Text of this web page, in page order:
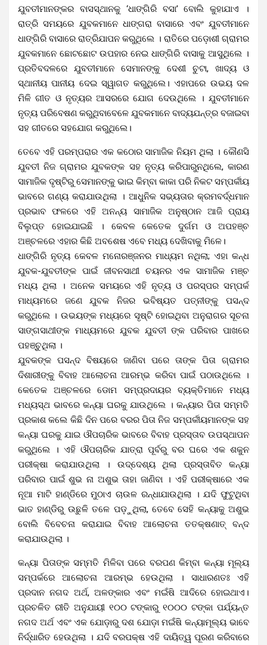
ଯୁବତୀମାନଙ୍କର ବାସସ୍ଥାନକୁ ‘ଧାଙ୍ଗିରି ବସା’ ବୋଲି କୁହାଯାଏ ।
ରାତ୍ରି ସମୟରେ ଯୁବକମାନେ ଧାଙ୍ଗରା ବାସାରେ ଏବଂ ଯୁବତୀମାନେ
ଧାଙ୍ଗିରି ବାସାରେ ରାତ୍ରିଯାପନ କରୁଥିଲେ । ରାତିରେ ପଡ଼ୋଶୀ ଗ୍ରାମର
ଯୁବକମାନେ ଛୋଟଛୋଟ ଉପହାର ନେଇ ଧାଙ୍ଗିରି ବାସାକୁ ଆସୁଥିଲେ ।
ପ୍ରତିବଦଳରେ ଯୁବତୀମାନେ ସେମାନଙ୍କୁ ଦେଶୀ ଚୁଟା, ଖାଦ୍ୟ ଓ
ସ୍ଥାନୀୟ ପାନୀୟ ଦେଇ ସ୍ୱାଗତ କରୁଥିଲେ। ଏହାପରେ ଉଭୟ ଦଳ
ମିଳି ଗୀତ ଓ ନୃତ୍ୟର ଆସରରେ ଯୋଗ ଦେଉଥିଲେ । ଯୁବତୀମାନେ
ନୃତ୍ୟ ପରିବେଷଣ କରୁଥିବାବେଳେ ଯୁବକମାନେ ବାଦ୍ୟଯନ୍ତ୍ର ବଜାଇବା
ସହ ଗୀତରେ ସହଯୋଗ କରୁଥିଲେ।
ତେବେ ଏହି ପରମ୍ପରାର ଏକ କଠୋର ସାମାଜିକ ନିୟମ ଥିଲା । କୌଣସି
ଯୁବତୀ ନିଜ ଗ୍ରାମର ଯୁବକଙ୍କ ସହ ନୃତ୍ୟ କରିପାରୁନଥିଲେ, କାରଣ
ସାମାଜିକ ଦୃଷ୍ଟିରୁ ସେମାନଙ୍କୁ ଭାଇ କିମ୍ବା କାକା ପରି ନିକଟ ସମ୍ପର୍କୀୟ
ଭାବରେ ଗଣ୍ୟ କରାଯାଉଥିଲା । ଆଧୁନିକ ସଭ୍ୟତାର କ୍ରମବର୍ଦ୍ଧମାନ
ପ୍ରଭାବ ଫଳରେ ଏହି ଅନନ୍ୟ ସାମାଜିକ ଅନୁଷ୍ଠାନ ଆଜି ପ୍ରାୟ
ବିଲୁପ୍ତ ହୋଇଯାଇଛି । କେବଳ କେତେକ ଦୁର୍ଗମ ଓ ଅପହଞ୍ଚ
ଅଞ୍ଚଳରେ ଏହାର କିଛି ଅବଶେଷ ଏବେ ମଧ୍ୟ ଦେଖିବାକୁ ମିଳେ।
ଧାଙ୍ଗିରି ନୃତ୍ୟ କେବଳ ମନୋରଞ୍ଜନର ମାଧ୍ୟମ ନଥିଲା; ଏହା କନ୍ଧ
ଯୁବକ-ଯୁବତୀଙ୍କ ପାଇଁ ଜୀବନସାଥୀ ଚୟନର ଏକ ସାମାଜିକ ମଞ୍ଚ
ମଧ୍ୟ ଥିଲା । ଅନେକ ସମୟରେ ଏହି ନୃତ୍ୟ ଓ ପରସ୍ପର ସମ୍ପର୍କ
ମାଧ୍ୟମରେ ଜଣେ ଯୁବକ ନିଜର ଭବିଷ୍ୟତ ପତ୍ନୀଙ୍କୁ ପସନ୍ଦ
କରୁଥିଲେ । ଉଭୟଙ୍କ ମଧ୍ୟରେ ସୃଷ୍ଟି ହୋଇଥିବା ଅନୁରାଗର ସୂଚନା
ସାଙ୍ଗସାଥୀଙ୍କ ମାଧ୍ୟମରେ ଯୁବକ ଯୁବତୀ ଙ୍କ ପରିବାର ପାଖରେ
ପହଞ୍ଚୁଥିଲା ।
ଯୁବକଙ୍କ ପସନ୍ଦ ବିଷୟରେ ଜାଣିବା ପରେ ତାଙ୍କ ପିତା ଗ୍ରାମର
ଦିଶାରୀଙ୍କୁ ବିବାହ ଆଲୋଚନା ଆରମ୍ଭ କରିବା ପାଇଁ ପଠାଉଥିଲେ ।
କେତେକ ଅଞ୍ଚଳରେ ଡୋମ ସମ୍ପ୍ରଦାୟର ବ୍ୟକ୍ତିମାନେ ମଧ୍ୟ
ମଧ୍ୟସ୍ଥ ଭାବରେ କନ୍ୟା ଘରକୁ ଯାଉଥିଲେ । କନ୍ୟାର ପିତା ସମ୍ମତି
ପ୍ରକାଶ କଲେ କିଛି ଦିନ ପରେ ବରର ପିତା ନିଜ ସମ୍ପର୍କୀୟମାନଙ୍କ ସହ
କନ୍ୟା ଘରକୁ ଯାଇ ଔପଚାରିକ ଭାବରେ ବିବାହ ପ୍ରସ୍ତାବ ଉପସ୍ଥାପନ
କରୁଥିଲେ । ଏହି ଔପଚାରିକ ଯାତ୍ରା ପୂର୍ବରୁ ବର ଘରେ ଏକ ଶକୁନ
ପରୀକ୍ଷା କରାଯାଉଥିଲା । ଉଦ୍ଦେଶ୍ୟ ଥିଲା ପ୍ରସ୍ତାବିତ କନ୍ୟା
ପରିବାର ପାଇଁ ଶୁଭ ନା ଅଶୁଭ ତାହା ଜାଣିବା । ଏହି ପରୀକ୍ଷାରେ ଏକ
ନୂଆ ମାଟି ହାଣ୍ଡିରେ ମୁଠାଏ ଚାଉଳ ରନ୍ଧାଯାଉଥିଲା । ଯଦି ଫୁଟୁଥିବା
ଭାତ ହାଣ୍ଡିରୁ ଉଛୁଳି ତଳେ ପଡ଼ୁଥିଲା, ତେବେ ସେହି କନ୍ୟାକୁ ଅଶୁଭ
ବୋଲି ବିବେଚନା କରାଯାଇ ବିବାହ ଆଲୋଚନା ତତକ୍ଷଣାତ୍ ବନ୍ଦ
କରାଯାଉଥିଲା ।
କନ୍ୟା ପିତାଙ୍କ ସମ୍ମତି ମିଳିବା ପରେ ବରପଣ କିମ୍ବା କନ୍ୟା ମୂଲ୍ୟ
ସମ୍ପର୍କରେ ଆଲୋଚନା ଆରମ୍ଭ ହେଉଥିଲା । ସାଧାରଣତଃ ଏହି
ପ୍ରଦାନ ନଗଦ ଅର୍ଥ, ଅଳଙ୍କାର ଏବଂ ମଇଁଷି ଆଦିରେ ହୋଇଥାଏ।
ପ୍ରଚଳିତ ରୀତି ଅନୁଯାୟୀ ୧୦୦ ଟଙ୍କାରୁ ୧୦୦୦ ଟଙ୍କା ପର୍ଯ୍ୟନ୍ତ
ନଗଦ ଅର୍ଥ ଏବଂ ଏକ ଯୋଡ଼ାରୁ ଦଶ ଯୋଡ଼ା ମଇଁଷି କନ୍ୟାମୂଲ୍ୟ ଭାବେ
ନିର୍ଦ୍ଧାରିତ ହେଉଥିଲା । ଯଦି ବରପକ୍ଷ ଏହି ଦାୟିତ୍ୱ ପୂରଣ କରିବାରେ